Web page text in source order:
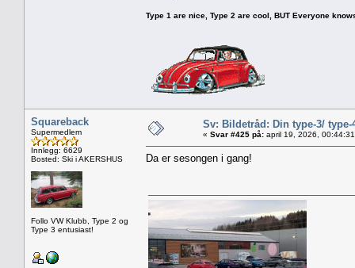
Type 1 are nice, Type 2 are cool, BUT Everyone
Squareback
Supermedlem
Innlegg: 6629
Bosted: Ski i AKERSHUS
Follo VW Klubb, Type 2 og
Type 3 entusiast!
Sv: Bildetråd: Din type-3/ type-
« Svar #425 på: april 19, 2026,
Da er sesongen i gang!